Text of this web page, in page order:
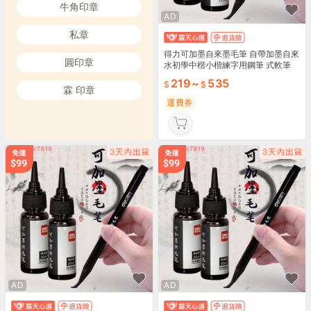
牛角印章
私章
圓印章
霖 印章
AD
得力可加墨自來墨毛筆 自帶加墨自來
水初學中楷小楷練字用鋼筆 式軟筆
濤219~ 535
運費券
AD AD